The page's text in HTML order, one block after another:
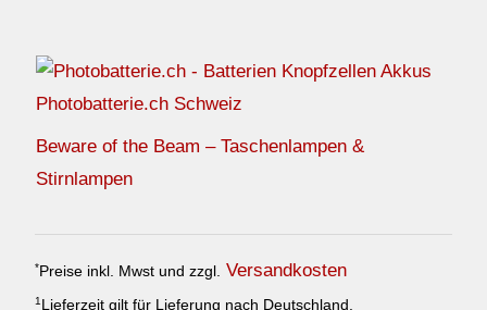
Photobatterie.ch Schweiz
Beware of the Beam – Taschenlampen &
Stirnlampen
*Preise inkl. Mwst und zzgl. Versandkosten
1 Lieferzeit gilt für Lieferung nach Deutschland.